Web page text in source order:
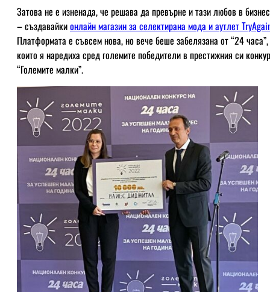
Затова не е изненада, че решава да превърне и тази любов в бизнес
– създавайкионлайн магазин за селектирана мода и аутлет
Платформата е съвсем нова, но вече беше забелязана от “24 часа”,
които я наредиха сред големите победители в престижния си
“Големите малки”.